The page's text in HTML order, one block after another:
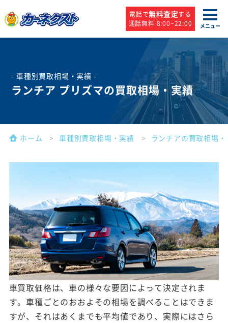
電話で無料査定する
通話無料 8:00~22:00
メニュー
- 車種別買取相場・実績 -
ランチア プリズマの買取相場・実績
ホーム 車種別買取相場・実績 ランチアの買取相場
車買取価格は、車の様々な要因によって決定されま
す。車種ごとのおおよその相場を調べることはできま
すが、それはあくまでも平均値であり、実際にはさら